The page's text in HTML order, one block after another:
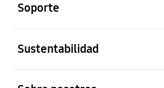
Soporte
Sustentabilidad